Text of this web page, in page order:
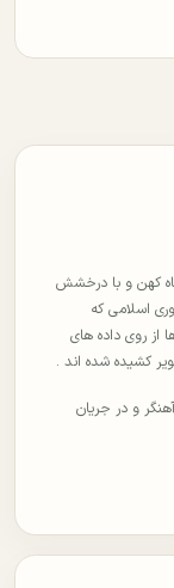
کهن و با درخشش
اسلامی که
روی داده های
کشیده شده اند .
و در جریان